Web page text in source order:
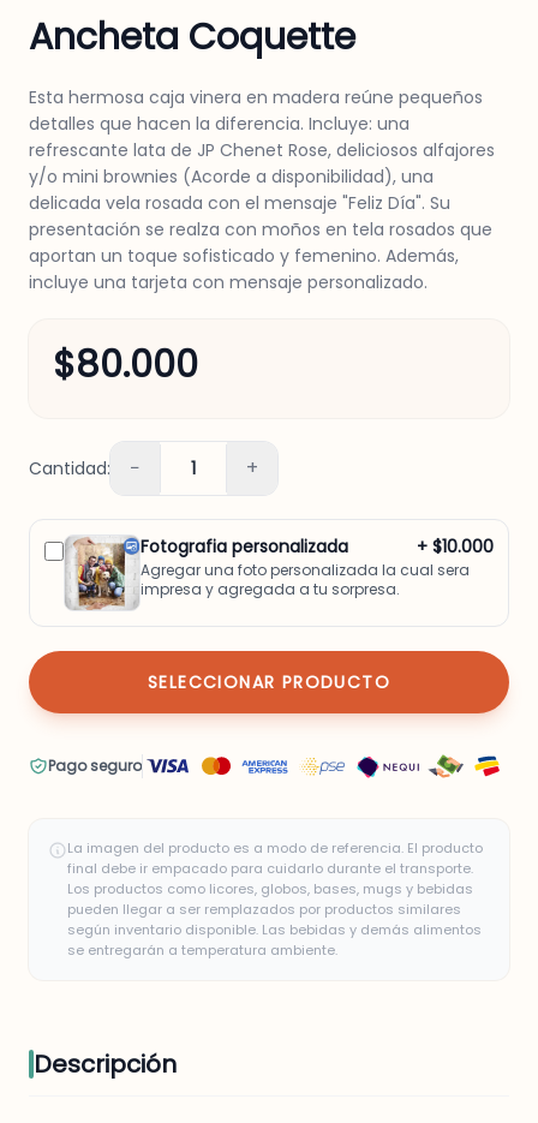
Ancheta Coquette
Esta hermosa caja vinera en madera reúne pequeños
detalles que hacen la diferencia. Incluye: una
refrescante lata de JP Chenet Rose, deliciosos alfajores
y/o mini brownies (Acorde a disponibilidad), una
delicada vela rosada con el mensaje "Feliz Día". Su
presentación se realza con moños en tela rosados que
aportan un toque sofisticado y femenino. Además,
incluye una tarjeta con mensaje personalizado.
$80.000
Cantidad: − 1 +
Fotografia personalizada + $10.000
Agregar una foto personalizada la cual sera
impresa y agregada a tu sorpresa.
SELECCIONAR PRODUCTO
Pago seguro
La imagen del producto es a modo de referencia. El producto
final debe ir empacado para cuidarlo durante el transporte.
Los productos como licores, globos, bases, mugs y bebidas
pueden llegar a ser remplazados por productos similares
según inventario disponible. Las bebidas y demás alimentos
se entregarán a temperatura ambiente.
Descripción